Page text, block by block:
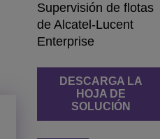
Supervisión de flotas
de Alcatel-Lucent
Enterprise
DESCARGA LA
HOJA DE
SOLUCIÓN